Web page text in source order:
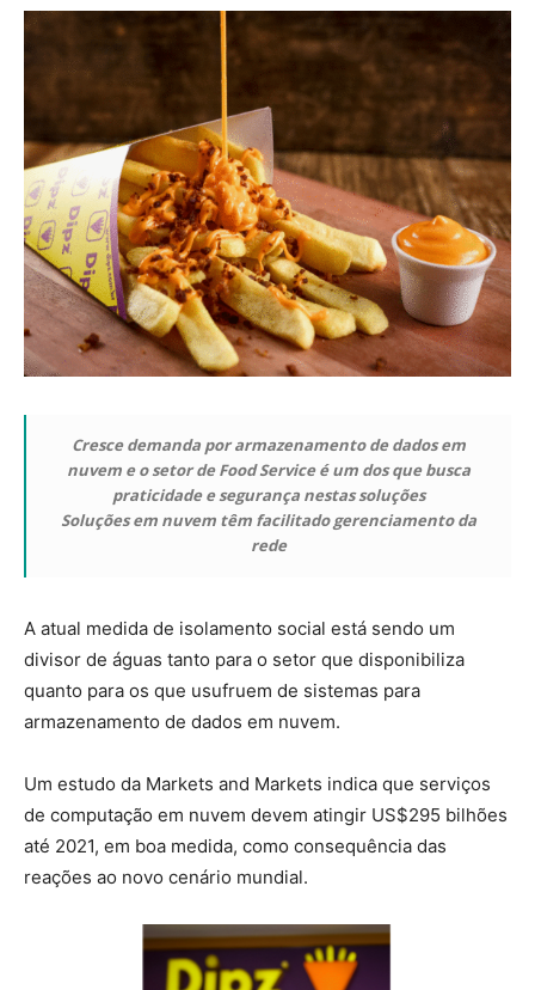
Cresce demanda por armazenamento de dados em
nuvem e o setor de Food Service é um dos que busca
praticidade e segurança nestas soluções
Soluções em nuvem têm facilitado gerenciamento da
rede
A atual medida de isolamento social está sendo um
divisor de águas tanto para o setor que disponibiliza
quanto para os que usufruem de sistemas para
armazenamento de dados em nuvem.
Um estudo da Markets and Markets indica que serviços
de computação em nuvem devem atingir US$295 bilhões
até 2021, em boa medida, como consequência das
reações ao novo cenário mundial.